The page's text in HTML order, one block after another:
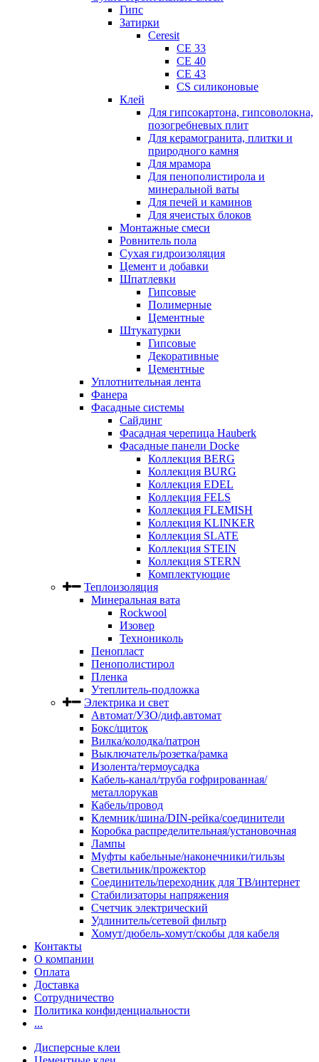
Гипс
Затирки
Ceresit
CE 33
CE 40
CE 43
CS силиконовые
Клей
Для гипсокартона, гипсоволокна,
позогребневых плит
Для керамогранита, плитки и
природного камня
Для мрамора
Для пенополистирола и
минеральной ваты
Для печей и каминов
Для ячеистых блоков
Монтажные смеси
Ровнитель пола
Сухая гидроизоляция
Цемент и добавки
Шпатлевки
Гипсовые
Полимерные
Цементные
Штукатурки
Гипсовые
Декоративные
Цементные
Уплотнительная лента
Фанера
Фасадные системы
Сайдинг
Фасадная черепица Hauberk
Фасадные панели Docke
Коллекция BERG
Коллекция BURG
Коллекция EDEL
Коллекция FELS
Коллекция FLEMISH
Коллекция KLINKER
Коллекция SLATE
Коллекция STEIN
Коллекция STERN
Комплектующие
Теплоизоляция
Минеральная вата
Rockwool
Изовер
Технониколь
Пенопласт
Пенополистирол
Пленка
Утеплитель-подложка
Электрика и свет
Автомат/УЗО/диф.автомат
Бокс/щиток
Вилка/колодка/патрон
Выключатель/розетка/рамка
Изолента/термоусадка
Кабель-канал/труба гофрированная/
металлорукав
Кабель/провод
Клемник/шина/DIN-рейка/соединители
Коробка распределительная/установочная
Лампы
Муфты кабельные/наконечники/гильзы
Светильник/прожектор
Соединитель/переходник для ТВ/интернет
Стабилизаторы напряжения
Счетчик электрический
Удлинитель/сетевой фильтр
Хомут/дюбель-хомут/скобы для кабеля
Контакты
О компании
Оплата
Доставка
Сотрудничество
Политика конфиденциальности
...
Дисперсные клеи